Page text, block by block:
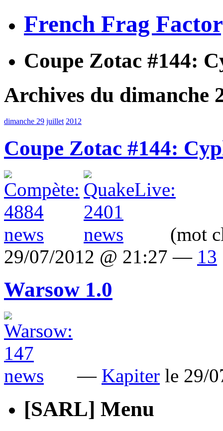
French Frag
Coupe Zotac #144:
Archives du dimanche
dimanche 29 juillet 2012
Coupe Zotac #144:
(mot
29/07/2012 @ 21:27 — 13
Warsow 1.0
— Kapiter le 29/
[SARL] Menu